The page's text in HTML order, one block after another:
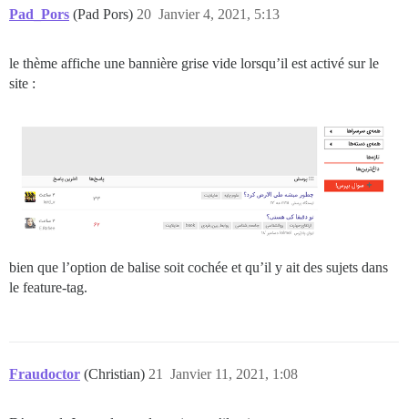
Pad_Pors (Pad Pors) Janvier 4, 2021, 5:13
20
le thème affiche une bannière grise vide lorsqu’il est activé sur le
site :
bien que l’option de balise soit cochée et qu’il y ait des sujets dans
le feature-tag.
Fraudoctor (Christian) Janvier 11, 2021, 1:08
21